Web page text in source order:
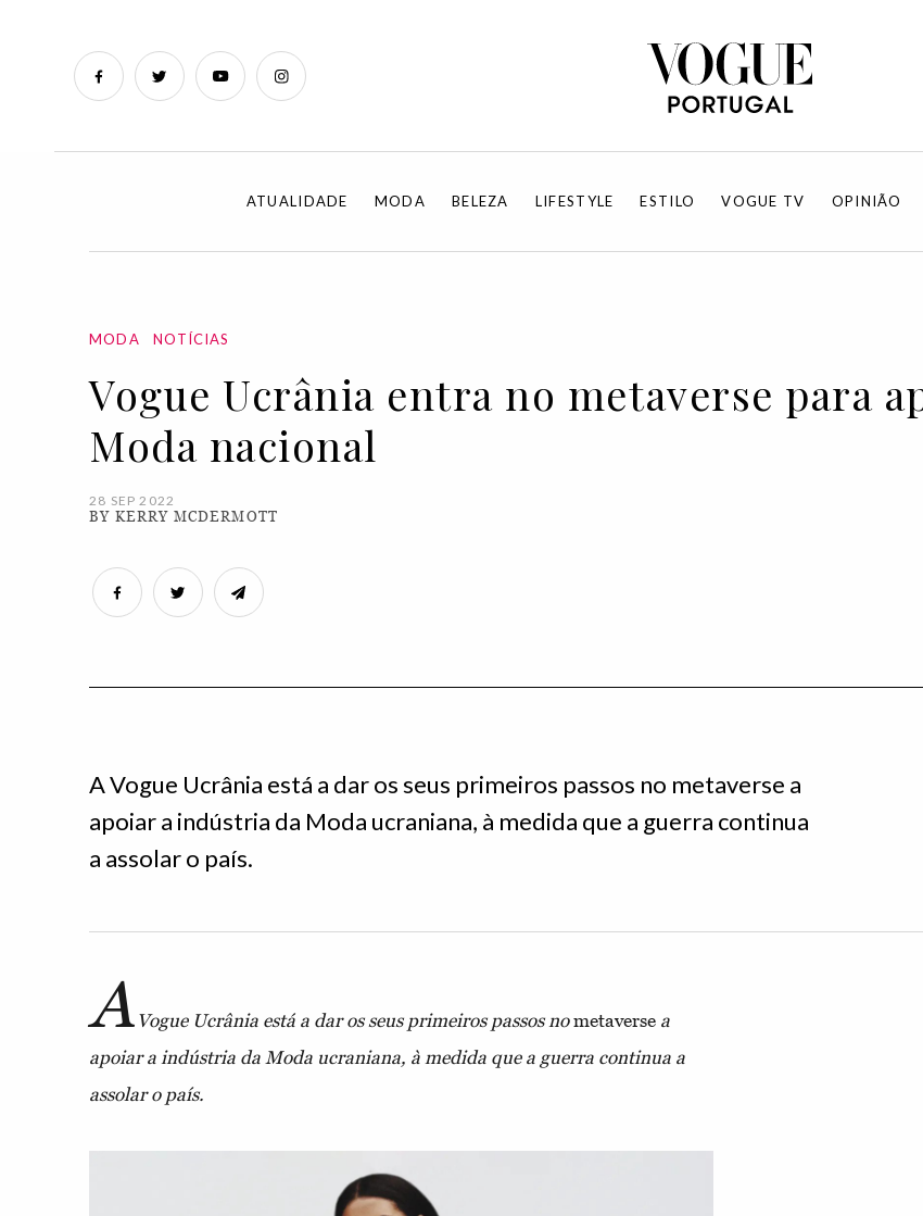
ATUALIDADE MODA BELEZA LIFESTYLE ESTILO VOGUE TV OPINIÃO
MODA NOTÍCIAS
Vogue Ucrânia entra no metaverse para
Moda nacional
28 SEP 2022
BY KERRY MCDERMOTT
A Vogue Ucrânia está a dar os seus primeiros passos no metaverse a
apoiar a indústria da Moda ucraniana, à medida que a guerra continua
a assolar o país.
AVogue Ucrânia está a dar os seus primeiros passos nometaverse a
apoiar a indústria da Moda ucraniana, à medida que a guerra continua a
assolar o país.